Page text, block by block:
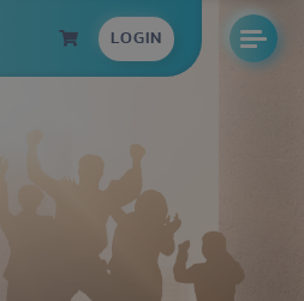
LOGIN